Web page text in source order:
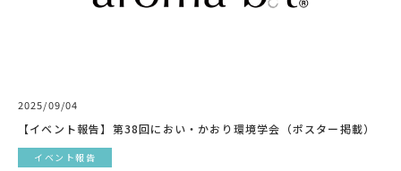
2025/09/04
【イベント報告】第38回におい・かおり環境学会（ポスター掲載）
イベント報告